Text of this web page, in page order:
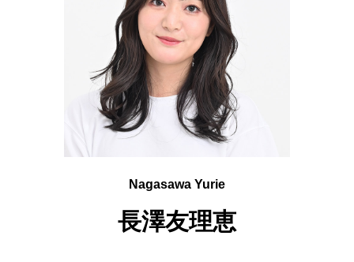
Nagasawa Yurie
長澤友理恵